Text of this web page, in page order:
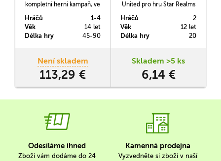
kompletní herní kampaň, ve
svoji postavu skrze několik
kapitol a skrze ní bojovat
čím dál silnějšími
Gravehold - poslední
lidskou baštu.
Hráčů
1-4
Věk
14 let
Délka hry
45-90
Není skladem
113,29 €
United pro hru Star Realms
Ally, Armada, Colonize,
Defend, Diversify,
Dominate, Exterminate,
Rule, Unite, Convert a
Hráčů
2
Věk
12 let
Délka hry
20
Skladem >5 ks
6,14 €
Odesíláme ihned
Zboží vám dodáme do 24
Kamenná prodejna
Vyzvedněte si zboží v naší